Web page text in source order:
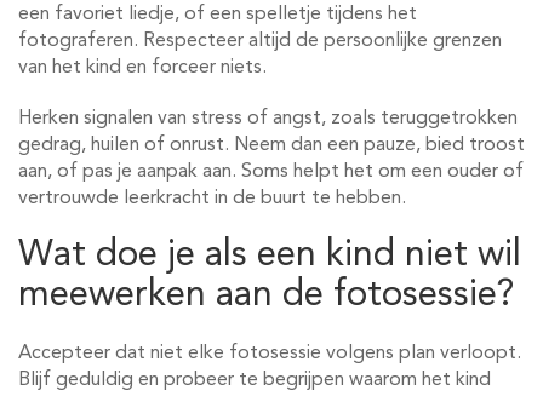
een favoriet liedje, of een spelletje tijdens het
fotograferen. Respecteer altijd de persoonlijke grenzen
van het kind en forceer niets.
Herken signalen van stress of angst, zoals teruggetrokken
gedrag, huilen of onrust. Neem dan een pauze, bied troost
aan, of pas je aanpak aan. Soms helpt het om een ouder of
vertrouwde leerkracht in de buurt te hebben.
Wat doe je als een kind niet wil
meewerken aan de fotosessie?
Accepteer dat niet elke fotosessie volgens plan verloopt.
Blijf geduldig en probeer te begrijpen waarom het kind